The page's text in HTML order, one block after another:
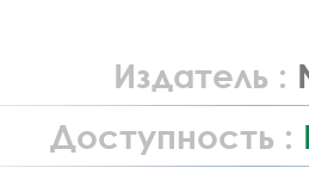
Издатель :
Доступность :